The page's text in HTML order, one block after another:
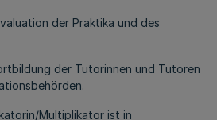
der Praktika und des
der Tutorinnen und Tutoren
Multiplikator ist in